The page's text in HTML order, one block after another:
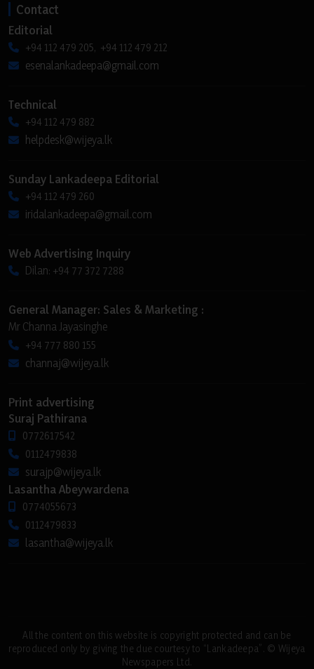
Contact
Editorial
+94 112 479 205, +94 112 479 212
esenalankadeepa@gmail.com
Technical
+94 112 479 882
helpdesk@wijeya.lk
Sunday Lankadeepa Editorial
+94 112 479 260
iridalankadeepa@gmail.com
Web Advertising Inquiry
Dilan: +94 77 372 7288
General Manager: Sales & Marketing :
Mr Channa Jayasinghe
+94 777 880 155
channaj@wijeya.lk
Print advertising
Suraj Pathirana
0772617542
0112479838
surajp@wijeya.lk
Lasantha Abeywardena
0774055673
0112479833
lasantha@wijeya.lk
All the content on this website is copyright protected and can be
reproduced only by giving the due courtesy to “Lankadeepa”. © Wijeya
Newspapers Ltd.